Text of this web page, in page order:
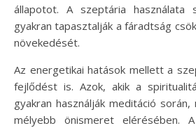
állapotot. A szeptária használata
gyakran tapasztalják a fáradtság
növekedését.
Az energetikai hatások mellett a
fejlődést is. Azok, akik a
gyakran használják meditáció
mélyebb önismeret elérésében.